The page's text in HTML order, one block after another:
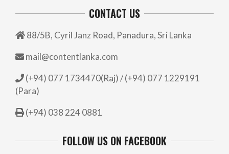
CONTACT US
88/5B, Cyril Janz Road, Panadura, Sri Lanka
mail@contentlanka.com
(+94) 077 1734470(Raj) / (+94) 077 1229191
(Para)
(+94) 038 224 0881
FOLLOW US ON FACEBOOK